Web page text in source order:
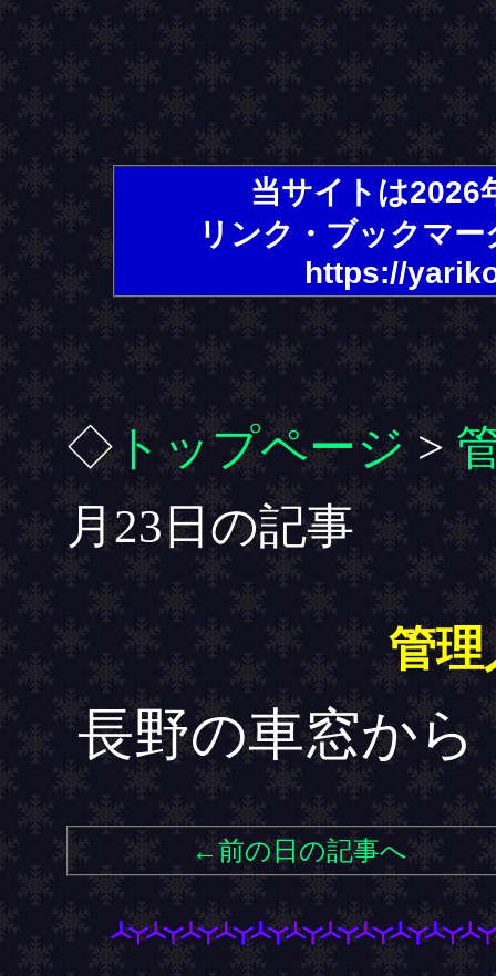
当サイトは2026
リンク・ブックマ
https://
◇トップページ>
月23日の記事
管理
長野の車窓か
←前の日の記事へ